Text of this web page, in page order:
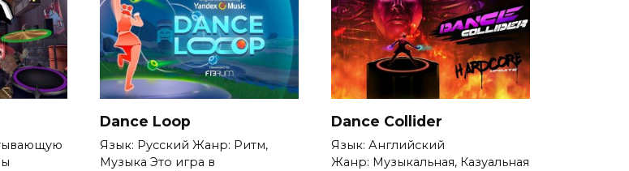
Dance Loop
Язык: Русский Жанр: Ритм,
Музыка Это игра в
Dance Collider
Язык: Английский
Жанр: Музыкальная, Казуальная